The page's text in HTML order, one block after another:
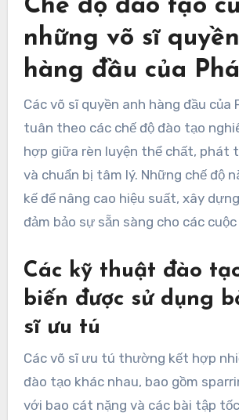
Chế độ đào tạo
những võ sĩ
hàng đầu của
Các võ sĩ quyền anh hàng đầu của
tuân theo các chế độ đào tạo
hợp giữa rèn luyện thể chất, phát
và chuẩn bị tâm lý. Những chế độ
kế để nâng cao hiệu suất, xây
đảm bảo sự sẵn sàng cho các
Các kỹ thuật đào
biến được sử dụng
sĩ ưu tú
Các võ sĩ ưu tú thường kết hợp
đào tạo khác nhau, bao gồm
với bao cát nặng và các bài tập